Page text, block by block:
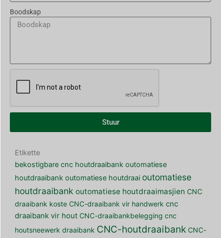
Boodskap
Stuur
Etikette
bekostigbare cnc houtdraaibank outomatiese
houtdraaibank outomatiese houtdraai outomatiese
houtdraaibank outomatiese houtdraaimasjien CNC
draaibank koste CNC-draaibank vir handwerk cnc
draaibank vir hout CNC-draaibankbelegging cnc
houtsneewerk draaibank CNC-houtdraaibank CNC-